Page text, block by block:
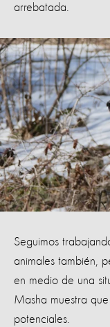
arrebatada.
Seguimos
animales también,
en medio de una
Masha muestra
potenciales.